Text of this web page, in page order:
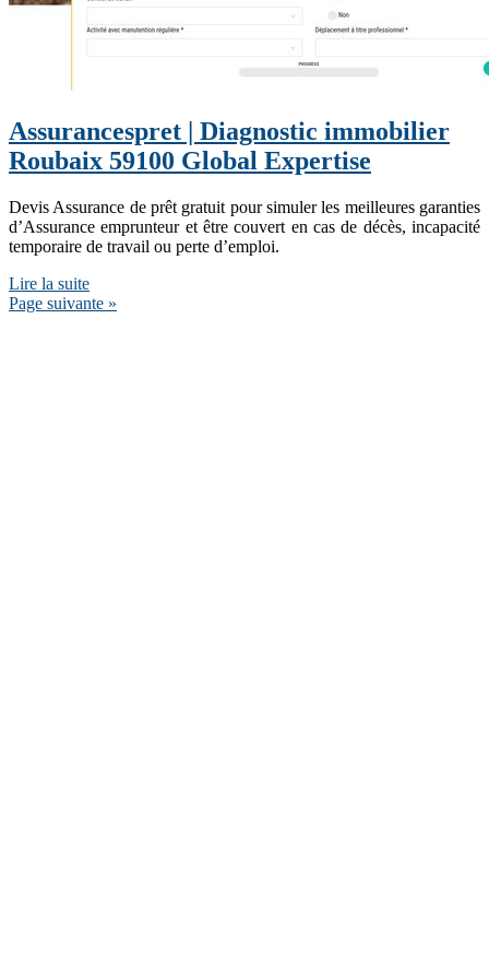
Assurancespret | Diagnostic immobilier
Roubaix 59100 Global Expertise
Devis Assurance de prêt gratuit pour simuler les meilleures garanties
d’Assurance emprunteur et être couvert en cas de décès, incapacité
temporaire de travail ou perte d’emploi.
Lire la suite
Page suivante »